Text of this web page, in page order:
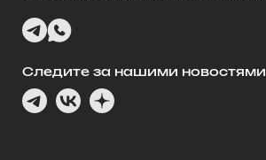
Следите за нашими новостями